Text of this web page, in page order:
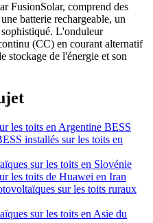
FusionSolar, comprend des
batterie rechargeable, un
L'onduleur
(CC) en courant alternatif
stockage de l'énergie et son
les toits en Argentine BESS
installés sur les toits en
sur les toits en Slovénie
les toits de Huawei en Iran
sur les toits ruraux
sur les toits en Asie du